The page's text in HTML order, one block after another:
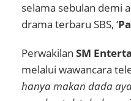
selama sebulan demi
drama terbaru SBS, ‘
Perwakilan SM
melalui wawancara
hanya makan dada